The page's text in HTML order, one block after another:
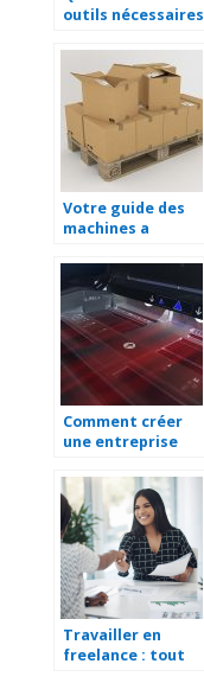
outils nécessaires
salariés ?
Votre guide des
machines a
Comment créer
une entreprise
Travailler en
freelance : tout